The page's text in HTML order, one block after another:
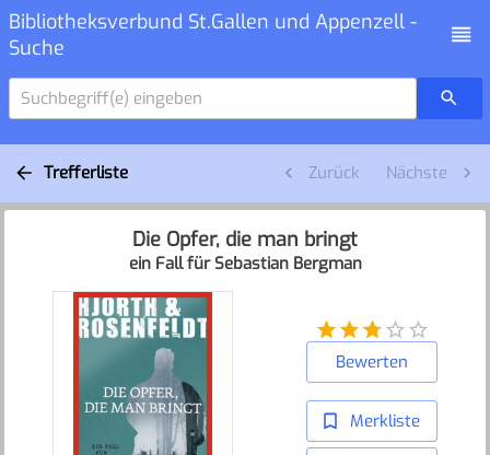
Bibliotheksverbund St.Gallen und Appenzell -
Suche
Suchbegriff(e) eingeben
Trefferliste Zurück Nächste
Die Opfer, die man bringt
ein Fall für Sebastian Bergman
Bewerten
Merkliste